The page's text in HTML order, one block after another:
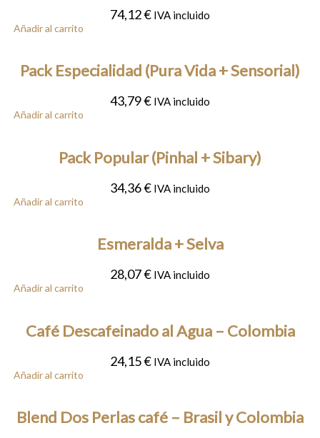
74,12€ IVA incluido
Añadir al carrito
Pack Especialidad (Pura Vida + Sensorial)
43,79€ IVA incluido
Añadir al carrito
Pack Popular (Pinhal + Sibary)
34,36€ IVA incluido
Añadir al carrito
Esmeralda + Selva
28,07€ IVA incluido
Añadir al carrito
Café Descafeinado al Agua – Colombia
24,15€ IVA incluido
Añadir al carrito
Blend Dos Perlas café – Brasil y Colombia